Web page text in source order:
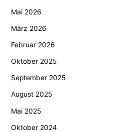
Mai 2026
März 2026
Februar 2026
Oktober 2025
September 2025
August 2025
Mai 2025
Oktober 2024